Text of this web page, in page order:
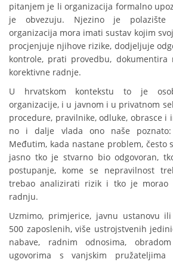
pitanjem je li organizacija formalno
je obvezuju. Njezino je polazište
organizacija mora imati sustav kojim
procjenjuje njihove rizike, dodjeljuje
kontrole, prati provedbu, dokumentira
korektivne radnje.
U hrvatskom kontekstu to je
organizacije, i u javnom i u privatnom
procedure, pravilnike, odluke, obrasce i
no i dalje vlada ono naše poznato:
Međutim, kada nastane problem, često
jasno tko je stvarno bio odgovoran,
postupanje, kome se nepravilnost
trebao analizirati rizik i tko je morao
radnju.
Uzmimo, primjerice, javnu ustanovu
500 zaposlenih, više ustrojstvenih
nabave, radnim odnosima,
ugovorima s vanjskim pružateljima